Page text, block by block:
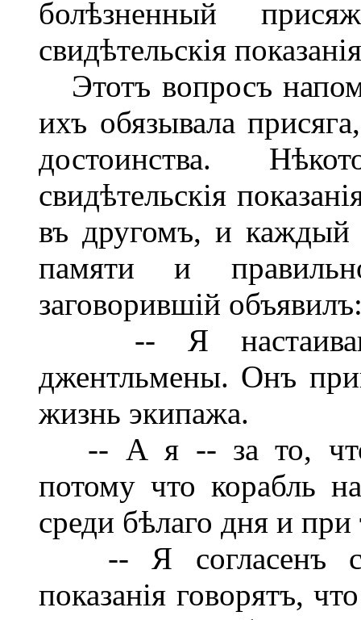
болѣзненный
свидѣтельскія
Этотъ вопросъ
ихъ обязывала
достоинства.
свидѣтельскія
въ другомъ, и каждый
памяти и
заговорившій
-- Я настаиваю
джентльмены. Онъ
жизнь экипажа.
-- А я -- за то,
потому что корабль
среди бѣлаго дня и
-- Я согласенъ съ
показанія говорятъ,